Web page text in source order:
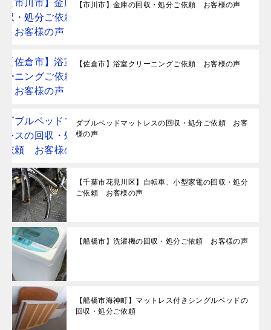
【市川市】金庫の回収・処分ご依頼 お客様の声
【佐倉市】浴室クリーニングご依頼 お客様の声
ダブルベッドマットレスの回収・処分ご依頼 お客
様の声
【千葉市花見川区】自転車、小型家電の回収・処分
ご依頼 お客様の声
【船橋市】洗濯機の回収・処分ご依頼 お客様の声
【船橋市海神町】マットレス付きシングルベッドの
回収・処分ご依頼